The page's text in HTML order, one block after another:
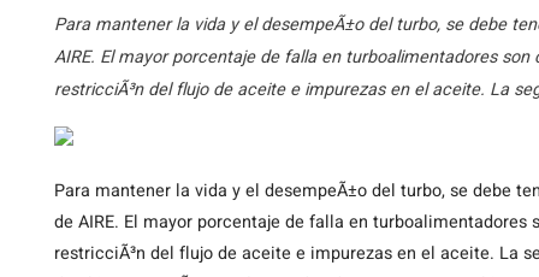
Para mantener la vida y el desempeÃ±o del turbo, se debe
AIRE. El mayor porcentaje de falla en turboalimentadores
restricciÃ³n del flujo de aceite e impurezas en el aceite. La
Para mantener la vida y el desempeÃ±o del turbo, se debe
de AIRE. El mayor porcentaje de falla en
restricciÃ³n del flujo de aceite e impurezas en el aceite. La